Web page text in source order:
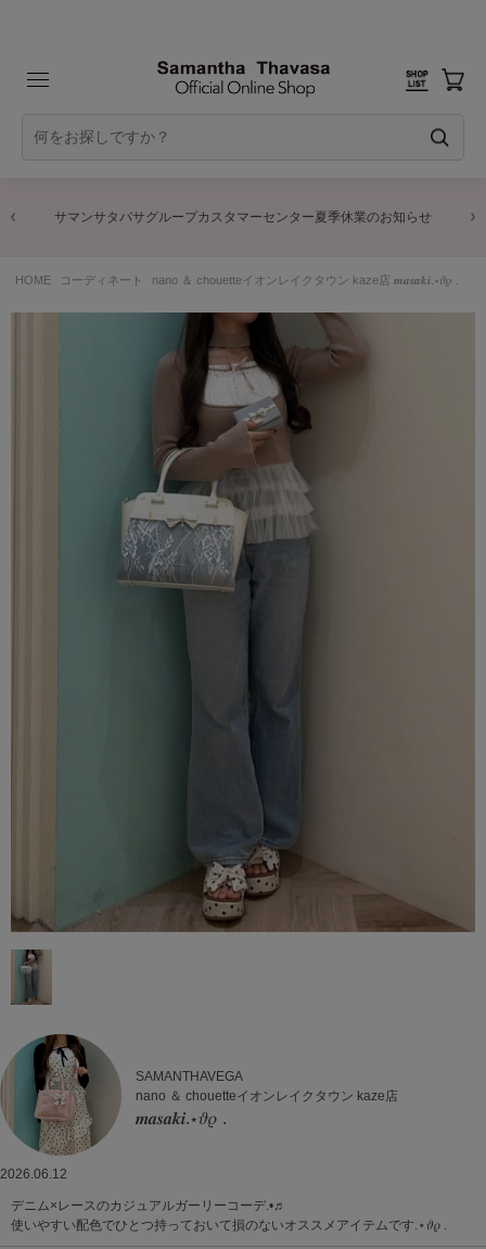
サマンサタバサグループカスタマーセンター夏季休業のお知らせ
HOME コーディネート nano ＆ chouetteイオンレイクタウン kaze店 𝒎𝒂𝒔𝒂𝒌𝒊.⋆𝜗𝜚 .
SAMANTHAVEGA
nano ＆ chouetteイオンレイクタウン kaze店
𝒎𝒂𝒔𝒂𝒌𝒊.⋆𝜗𝜚 .
2026.06.12
デニム×レースのカジュアルガーリーコーデ.•♬
使いやすい配色でひとつ持っておいて損のないオススメアイテムです.⋆𝜗𝜚 .